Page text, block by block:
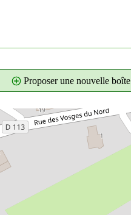
Proposer une nouvelle boîte